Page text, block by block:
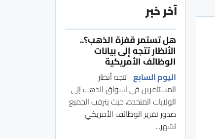
آخر خبر
هل تستمر قفزة الذهب؟..
الأنظار تتجه إلى بيانات
الوظائف الأمريكية
اليوم السابع تتجه أنظار
المستثمرين في أسواق الذهب إلى
الولايات المتحدة، حيث يترقب الجميع
صدور تقرير الوظائف الأمريكي
لشهر...